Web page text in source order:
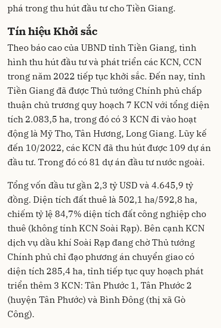
phá trong thu hút đầu tư cho Tiền Giang.
Tín hiệu Khởi sắc
Theo báo cao của UBND tỉnh Tiền Giang, tình
hình thu hút đầu tư và phát triển các KCN, CCN
trong năm 2022 tiếp tục khởi sắc. Đến nay, tỉnh
Tiền Giang đã được Thủ tướng Chính phủ chấp
thuận chủ trương quy hoạch 7 KCN với tổng diện
tích 2.083,5 ha, trong đó có 3 KCN đi vào hoạt
động là Mỹ Tho, Tân Hương, Long Giang. Lũy kế
đến 10/2022, các KCN đã thu hút được 109 dự án
đầu tư. Trong đó có 81 dự án đầu tư nước ngoài.
Tổng vốn đầu tư gần 2,3 tỷ USD và 4.645,9 tỷ
đồng. Diện tích đất thuê là 502,1 ha/592,8 ha,
chiếm tỷ lệ 84,7% diện tích đất công nghiệp cho
thuê (không tính KCN Soài Rạp). Bên cạnh KCN
dịch vụ dầu khí Soài Rạp đang chờ Thủ tướng
Chính phủ chỉ đạo phương án chuyển giao có
diện tích 285,4 ha, tỉnh tiếp tục quy hoạch phát
triển thêm 3 KCN: Tân Phước 1, Tân Phước 2
(huyện Tân Phước) và Bình Đông (thị xã Gò
Công).